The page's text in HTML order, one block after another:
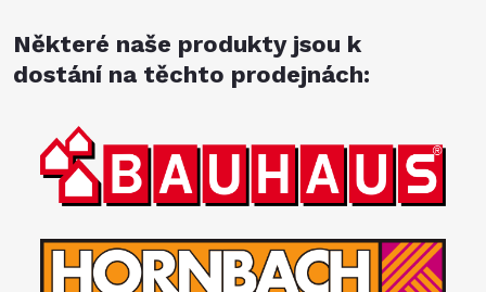
Některé naše produkty jsou k
dostání na těchto prodejnách: